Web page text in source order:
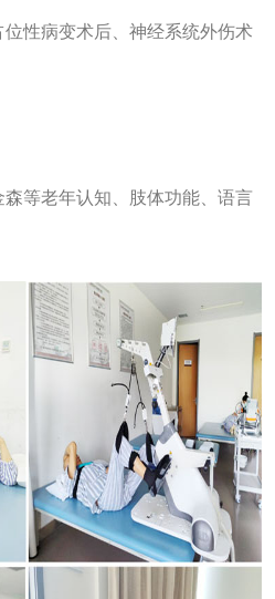
性病变术后、神经系统外伤术
等老年认知、肢体功能、语言